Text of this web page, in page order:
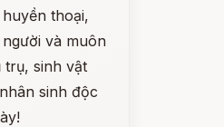
thoại,
và muôn
trụ, sinh vật
sinh độc